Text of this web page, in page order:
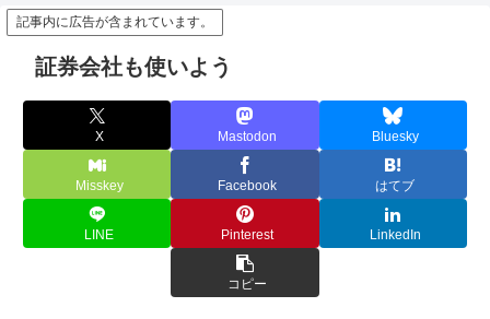
記事内に広告が含まれています。
証券会社も使いよう
X Mastodon Bluesky
Misskey Facebook はてブ
LINE Pinterest LinkedIn
コピー